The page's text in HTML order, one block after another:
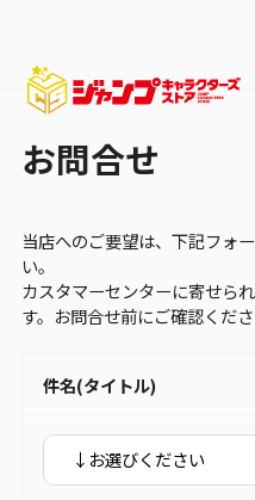
お問合せ
当店へのご要望は、下記フォ
い。
カスタマーセンターに寄せら
す。お問合せ前にご確認くださ
件名(タイトル)